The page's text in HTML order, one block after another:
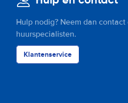
Hulp nodig? Neem dan
huurspecialisten.
Klantenservice